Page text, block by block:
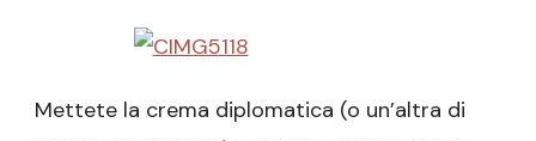
Mettete la crema diplomatica (o un’altra di